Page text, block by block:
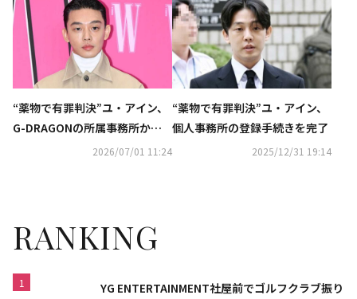
アル＆特報が解禁
話題
“薬物で有罪判決”ユ・アイン、
G-DRAGONの所属事務所から5
0億ウォンでオファー？報道に
2026/07/01 11:24
“薬物で有罪判決”ユ・アイン、
個人事務所の登録手続きを完了
2025/12/31 19:14
RANKING
1
YG ENTERTAINMENT社屋前でゴルフクラブ振り